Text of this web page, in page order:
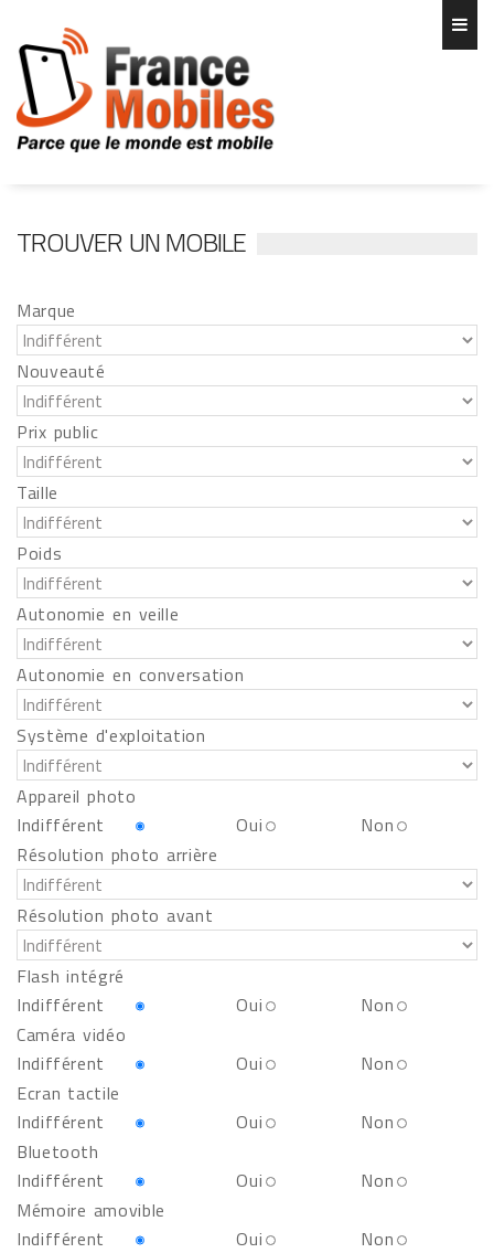
TROUVER UN MOBILE
Marque
Nouveauté
Prix public
Taille
Poids
Autonomie en veille
Autonomie en conversation
Système d'exploitation
Appareil photo
Indifférent
Oui
Non
Résolution photo arrière
Résolution photo avant
Flash intégré
Indifférent
Oui
Non
Caméra vidéo
Indifférent
Oui
Non
Ecran tactile
Indifférent
Oui
Non
Bluetooth
Indifférent
Oui
Non
Mémoire amovible
Indifférent
Oui
Non